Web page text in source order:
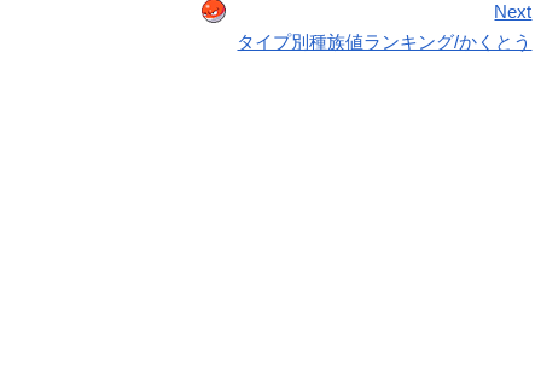
Next
タイプ別種族値ランキング/かくとう